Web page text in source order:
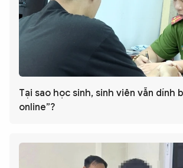
Tại sao học sinh, sinh viên vẫn dính
online”?